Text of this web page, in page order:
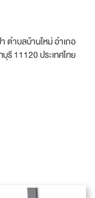
ตำบลบ้านใหม่ อำเภอ
รี 11120 ประเทศไทย